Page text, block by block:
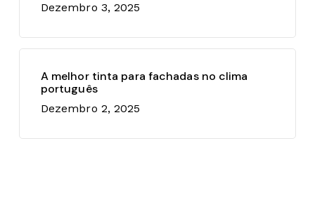
Dezembro 3, 2025
A melhor tinta para fachadas no clima
português
Dezembro 2, 2025